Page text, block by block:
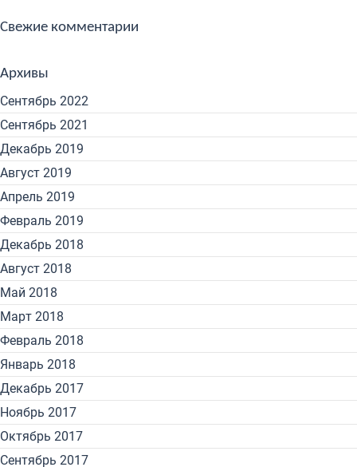
Свежие комментарии
Архивы
Сентябрь 2022
Сентябрь 2021
Декабрь 2019
Август 2019
Апрель 2019
Февраль 2019
Декабрь 2018
Август 2018
Май 2018
Март 2018
Февраль 2018
Январь 2018
Декабрь 2017
Ноябрь 2017
Октябрь 2017
Сентябрь 2017